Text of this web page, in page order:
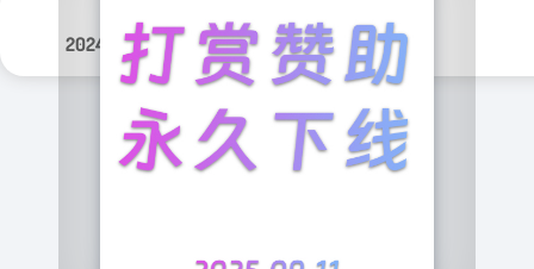
2024年 12月 22日 游戏